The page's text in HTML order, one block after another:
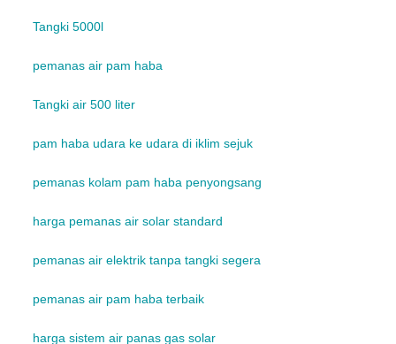
Tangki 5000l
pemanas air pam haba
Tangki air 500 liter
pam haba udara ke udara di iklim sejuk
pemanas kolam pam haba penyongsang
harga pemanas air solar standard
pemanas air elektrik tanpa tangki segera
pemanas air pam haba terbaik
harga sistem air panas gas solar